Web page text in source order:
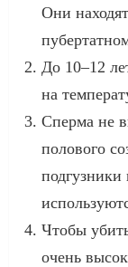
Они
До 10–12
на
Сперма не
полового
Чтобы
очень